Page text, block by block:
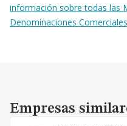
información sobre todas las
Denominaciones
Empresas similares
Empresas